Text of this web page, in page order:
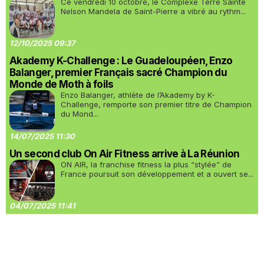
Nelson Mandela de Saint-Pierre a vibré au rythm...
12/10/2025 09:37
Akademy K-Challenge : Le Guadeloupéen, Enzo
Balanger, premier Français sacré Champion du
Monde de Moth à foils
Enzo Balanger, athlète de l’Akademy by K-
Challenge, remporte son premier titre de Champion
du Mond...
14/07/2025 11:30
Un second club On Air Fitness arrive à La Réunion
ON AIR, la franchise fitness la plus “stylée” de
France poursuit son développement et a ouvert se...
04/07/2025 11:41